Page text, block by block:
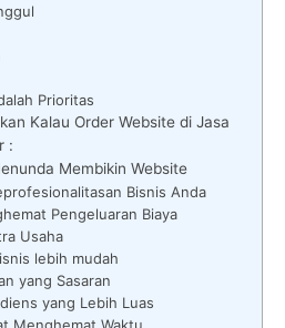
Prioritas
Kalau Order Website di Jasa
:
Membikin Website
Bisnis Anda
Pengeluaran Biaya
Usaha
lebih mudah
yang Sasaran
yang Lebih Luas